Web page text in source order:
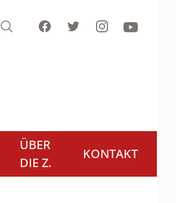
Search FacebookTwitterInstagramYoutube
ÜBER
DIE Z.
KONTAKT